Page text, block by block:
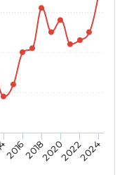
20162018202020222024